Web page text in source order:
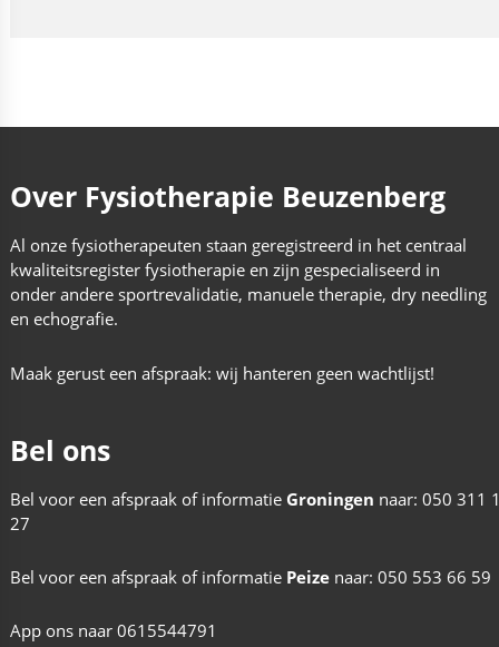
Over Fysiotherapie Beuzenberg
Al onze fysiotherapeuten staan geregistreerd in het centraal
kwaliteitsregister fysiotherapie en zijn gespecialiseerd in
onder andere sportrevalidatie, manuele therapie, dry needling
en echografie.
Maak gerust een afspraak: wij hanteren geen wachtlijst!
Bel ons
Bel voor een afspraak of informatie Groningen naar: 050 311
27
Bel voor een afspraak of informatie Peizenaar: 050 553 66 59
App ons naar 0615544791